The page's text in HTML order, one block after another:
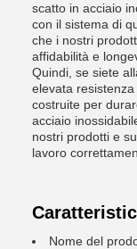
scatto in acciaio
con il sistema di
che i nostri
affidabilità e
Quindi, se siete
elevata
costruite per
acciaio
nostri prodotti e
lavoro
Nome del